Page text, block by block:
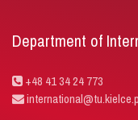
Department of
+48 41 34 24 773